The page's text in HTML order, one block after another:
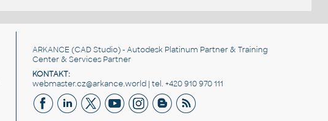
ARKANCE (CAD Studio) - Autodesk Platinum Partner & Training
Center & Services Partner
KONTAKT:
webmaster.cz@arkance.world | tel. +420 910 970 111